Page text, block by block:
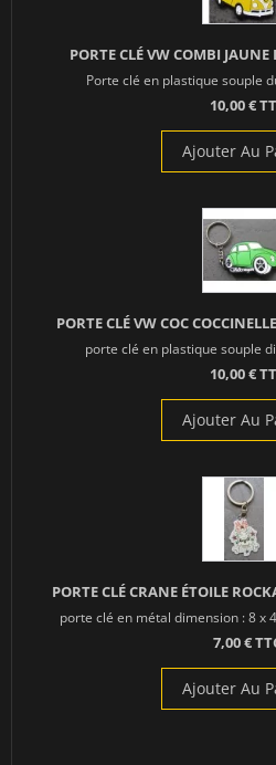
PORTE CLÉ VW COMBI JAUNE
Porte clé en plastique souple
10,00 €
Ajouter Au
PORTE CLÉ VW COC
porte clé en plastique souple
10,00 €
Ajouter Au
PORTE CLÉ CRANE ÉTOILE
porte clé en métal dimension : 8 x
7,00 €
Ajouter Au